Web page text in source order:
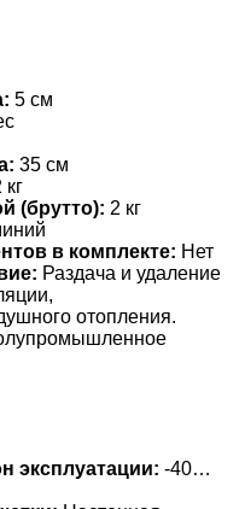
5 см
35 см
кг
(брутто): 2 кг
в комплекте: Нет
Раздача и удаление
отопления.
эксплуатации: -40…